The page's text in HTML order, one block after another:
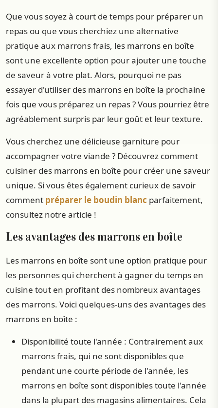
Que vous soyez à court de temps pour préparer un
repas ou que vous cherchiez une alternative
pratique aux marrons frais, les marrons en boîte
sont une excellente option pour ajouter une touche
de saveur à votre plat. Alors, pourquoi ne pas
essayer d'utiliser des marrons en boîte la prochaine
fois que vous préparez un repas ? Vous pourriez être
agréablement surpris par leur goût et leur texture.
Vous cherchez une délicieuse garniture pour
accompagner votre viande ? Découvrez comment
cuisiner des marrons en boîte pour créer une saveur
unique. Si vous êtes également curieux de savoir
comment préparer le boudin blanc parfaitement,
consultez notre article !
Les avantages des marrons en boîte
Les marrons en boîte sont une option pratique pour
les personnes qui cherchent à gagner du temps en
cuisine tout en profitant des nombreux avantages
des marrons. Voici quelques-uns des avantages des
marrons en boîte :
Disponibilité toute l'année : Contrairement aux
marrons frais, qui ne sont disponibles que
pendant une courte période de l'année, les
marrons en boîte sont disponibles toute l'année
dans la plupart des magasins alimentaires. Cela